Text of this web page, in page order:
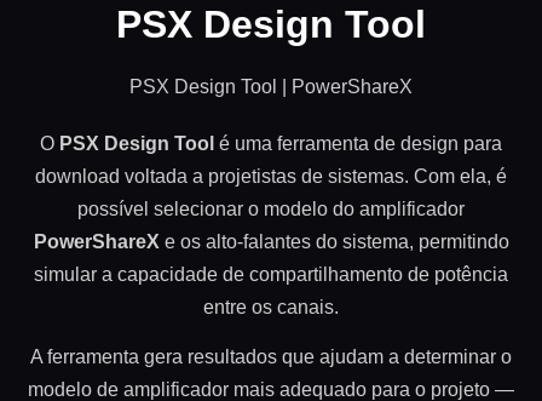
PSX Design Tool
PSX Design Tool | PowerShareX
O PSX Design Tool é uma ferramenta de design para
download voltada a projetistas de sistemas. Com ela, é
possível selecionar o modelo do amplificador
PowerShareX e os alto-falantes do sistema, permitindo
simular a capacidade de compartilhamento de potência
entre os canais.
A ferramenta gera resultados que ajudam a determinar o
modelo de amplificador mais adequado para o projeto —